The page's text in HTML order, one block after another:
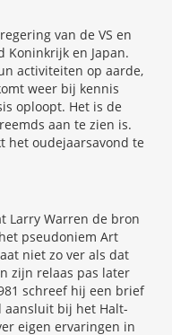
van de VS en
Koninkrijk en Japan.
activiteiten op aarde,
weer bij kennis
oploopt. Het is de
aan te zien is.
het oudejaarsavond te
Larry Warren de bron
pseudoniem Art
niet zo ver als dat
zijn relaas pas later
schreef hij een brief
aansluit bij het Halt-
eigen ervaringen in